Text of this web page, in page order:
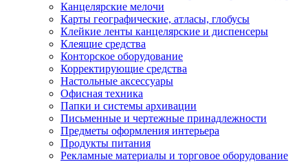
Канцелярские мелочи
Карты географические, атласы, глобусы
Клейкие ленты канцелярские и диспенсеры
Клеящие средства
Конторское оборудование
Корректирующие средства
Настольные аксессуары
Офисная техника
Папки и системы архивации
Письменные и чертежные принадлежности
Предметы оформления интерьера
Продукты питания
Рекламные материалы и торговое оборудование